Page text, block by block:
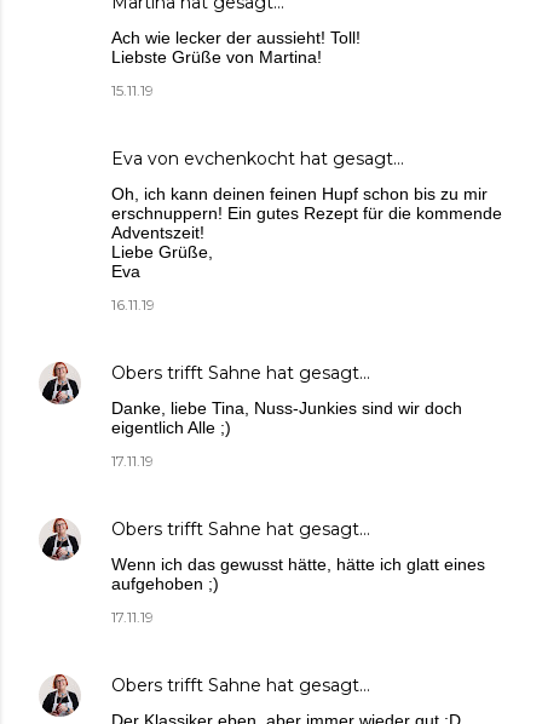
Ach wie lecker der aussieht! Toll!
Liebste Grüße von Martina!
15.11.19
Eva von evchenkocht hat gesagt…
Oh, ich kann deinen feinen Hupf schon bis zu mir
erschnuppern! Ein gutes Rezept für die kommende
Adventszeit!
Liebe Grüße,
Eva
16.11.19
Obers trifft Sahne hat gesagt…
Danke, liebe Tina, Nuss-Junkies sind wir doch
eigentlich Alle ;)
17.11.19
Obers trifft Sahne hat gesagt…
Wenn ich das gewusst hätte, hätte ich glatt eines
aufgehoben ;)
17.11.19
Obers trifft Sahne hat gesagt…